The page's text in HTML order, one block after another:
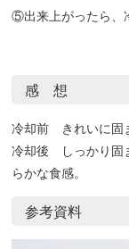
⑤出来上がったら、
感 想
冷却前 きれいに固
冷却後 しっかり固
らかな食感。
参考資料